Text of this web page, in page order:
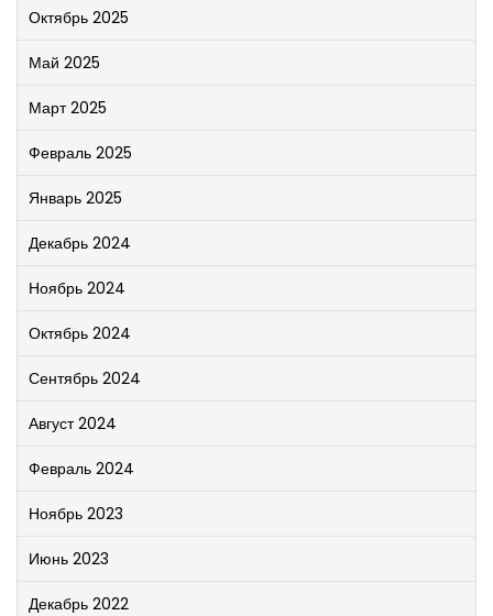
Октябрь 2025
Май 2025
Март 2025
Февраль 2025
Январь 2025
Декабрь 2024
Ноябрь 2024
Октябрь 2024
Сентябрь 2024
Август 2024
Февраль 2024
Ноябрь 2023
Июнь 2023
Декабрь 2022